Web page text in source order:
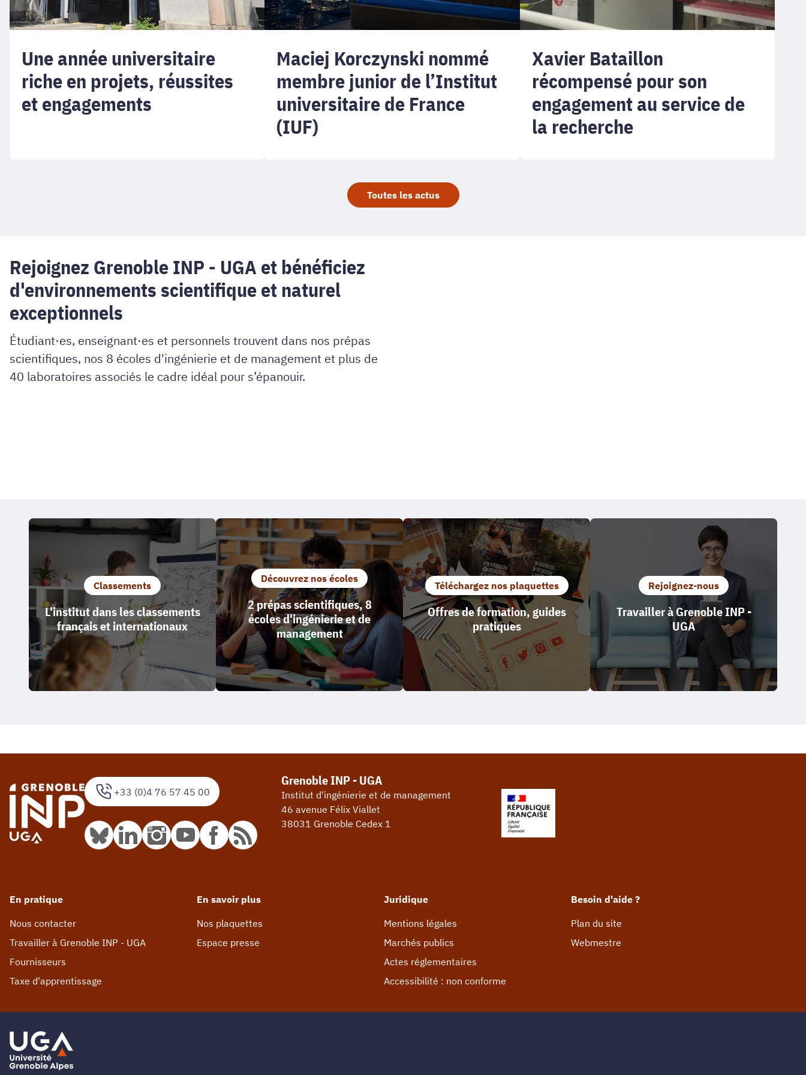
Une année universitaire
riche en projets, réussites
et engagements
(IUF)
Maciej Korczynski nommé
membre junior de l’Institut
universitaire de France
(IUF)
recherche
Xavier Bataillon
récompensé pour son
engagement au service de
la recherche
Toutes les actus
Rejoignez Grenoble INP - UGA et bénéficiez
d'environnements scientifique et naturel
exceptionnels
Étudiant·es, enseignant·es et personnels trouvent dans nos prépas
scientifiques, nos 8 écoles d'ingénierie et de management et plus de
40 laboratoires associés le cadre idéal pour s’épanouir.
Classements
L'institut dans les classements
français et internationaux
Découvrez nos écoles
2 prépas scientifiques, 8
écoles d'ingénierie et de
management
Téléchargez nos plaquettes
Offres de formation, guides
pratiques
Rejoignez-nous
Travailler à Grenoble INP -
UGA
+33 (0)4 76 57 45 00
Grenoble INP - UGA
Institut d'ingénierie et de management
46 avenue Félix Viallet
38031 Grenoble Cedex 1
En pratique
Nous contacter
Travailler à Grenoble INP - UGA
Fournisseurs
Taxe d'apprentissage
En savoir plus
Nos plaquettes
Espace presse
Juridique
Mentions légales
Marchés publics
Actes réglementaires
Accessibilité : non conforme
Besoin d'aide ?
Plan du site
Webmestre